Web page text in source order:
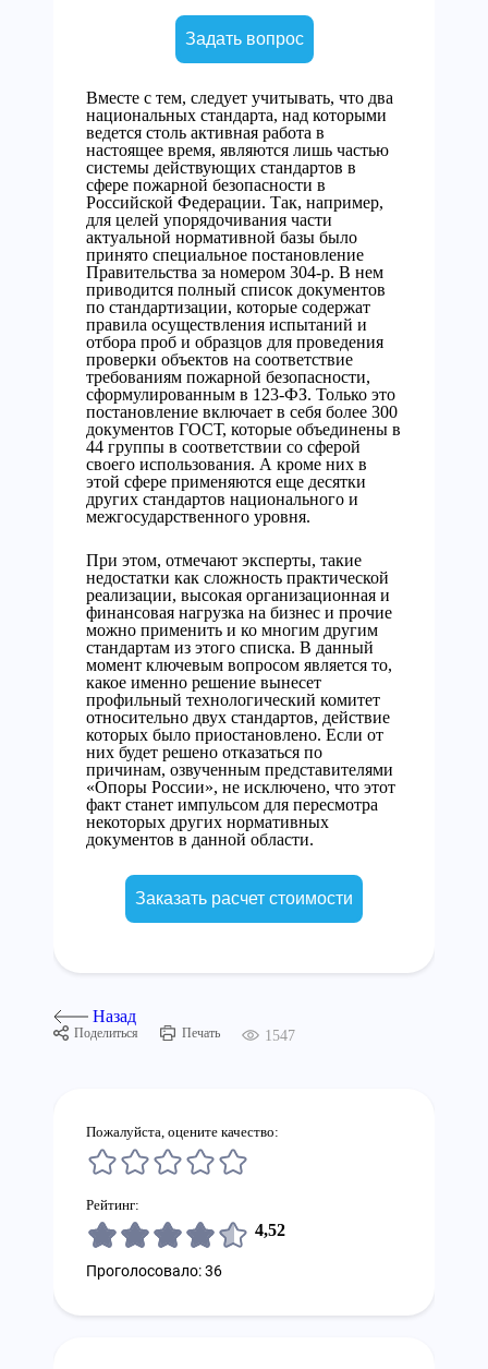
Задать вопрос
Вместе с тем, следует учитывать, что два
национальных стандарта, над которыми
ведется столь активная работа в
настоящее время, являются лишь частью
системы действующих стандартов в
сфере пожарной безопасности в
Российской Федерации. Так, например,
для целей упорядочивания части
актуальной нормативной базы было
принято специальное постановление
Правительства за номером 304-р. В нем
приводится полный список документов
по стандартизации, которые содержат
правила осуществления испытаний и
отбора проб и образцов для проведения
проверки объектов на соответствие
требованиям пожарной безопасности,
сформулированным в 123-ФЗ. Только это
постановление включает в себя более 300
документов ГОСТ, которые объединены в
44 группы в соответствии со сферой
своего использования. А кроме них в
этой сфере применяются еще десятки
других стандартов национального и
межгосударственного уровня.
При этом, отмечают эксперты, такие
недостатки как сложность практической
реализации, высокая организационная и
финансовая нагрузка на бизнес и прочие
можно применить и ко многим другим
стандартам из этого списка. В данный
момент ключевым вопросом является то,
какое именно решение вынесет
профильный технологический комитет
относительно двух стандартов, действие
которых было приостановлено. Если от
них будет решено отказаться по
причинам, озвученным представителями
«Опоры России», не исключено, что этот
факт станет импульсом для пересмотра
некоторых других нормативных
документов в данной области.
Заказать расчет стоимости
Назад
Поделиться Печать 1547
Пожалуйста, оцените качество:
Рейтинг:
4,52
Проголосовало: 36